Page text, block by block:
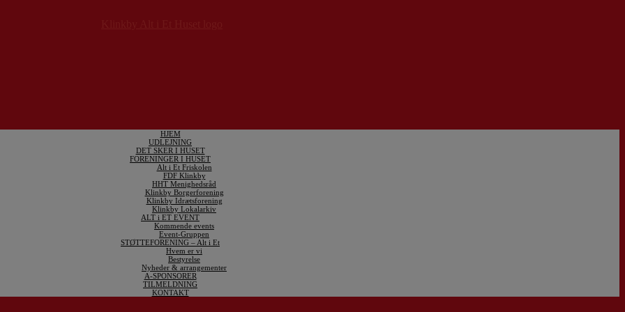
HJEM
UDLEJNING
DET SKER I HUSET
FORENINGER I HUSET
Alt i Et Friskolen
FDF Klinkby
HHT Menighedsråd
Klinkby Borgerforening
Klinkby Idrætsforening
Klinkby Lokalarkiv
ALT i ET EVENT
Kommende events
Event-Gruppen
STØTTEFORENING – Alt i Et
Hvem er vi
Bestyrelse
Nyheder & arrangementer
A-SPONSORER
TILMELDNING
KONTAKT